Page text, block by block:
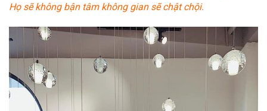
Họ sẽ không bận tâm không gian sẽ chật chội.